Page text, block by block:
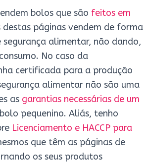
bolos que são feitos em
destas páginas vendem de forma
alimentar, não dando,
No caso da
certificada para a produção
alimentar não são uma
as garantias necessárias de um
pequenino. Aliás, tenho
Licenciamento e HACCP para
que têm as páginas de
os seus produtos